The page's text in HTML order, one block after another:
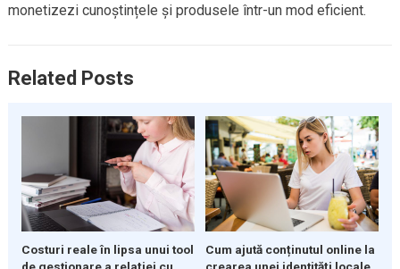
monetizezi cunoștințele și produsele într-un mod eficient.
Related Posts
Costuri reale în lipsa unui tool
Cum ajută conținutul online la